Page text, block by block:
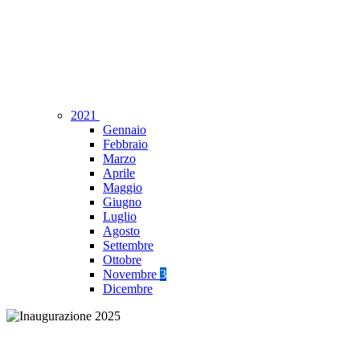
2021
Gennaio
Febbraio
Marzo
Aprile
Maggio
Giugno
Luglio
Agosto
Settembre
Ottobre
Novembre 3
Dicembre